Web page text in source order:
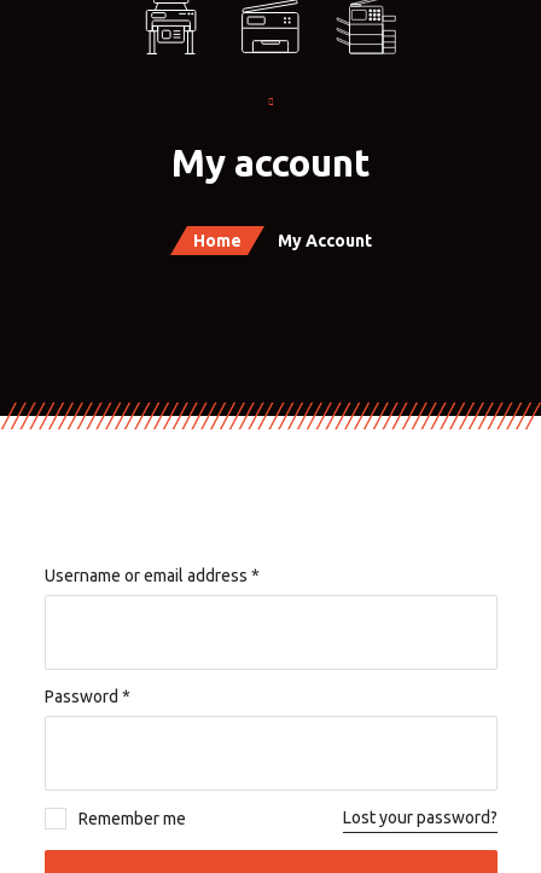
My account
Home My Account
Username or email address *
Password *
Remember me Lost your password?